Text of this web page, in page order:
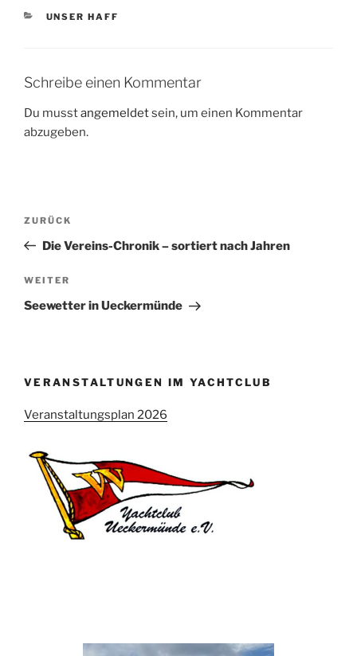
KATEGORIEN
UNSER HAFF
Schreibe einen Kommentar
Du musstangemeldetsein, um einen Kommentar
abzugeben.
Beitragsnavigation
Vorheriger
Beitrag
ZURÜCK
Die Vereins-Chronik – sortiert nach Jahren
Nächster
Beitrag
WEITER
Seewetter in Ueckermünde
VERANSTALTUNGEN IM YACHTCLUB
Veranstaltungsplan 2026